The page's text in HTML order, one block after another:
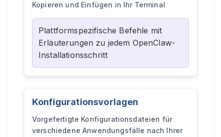
Kopieren und Einfügen in Ihr Terminal
Plattformspezifische Befehle mit
Erläuterungen zu jedem OpenClaw-
Installationsschritt
Konfigurationsvorlagen
Vorgefertigte Konfigurationsdateien für
verschiedene Anwendungsfälle nach Ihrer